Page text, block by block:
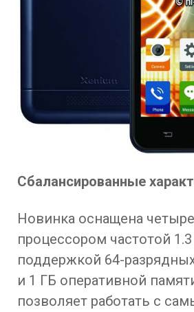
Сбалансированные
Новинка оснащена
процессором частотой 1.3
поддержкой 64-
и 1 ГБ оперативной
позволяет работать с